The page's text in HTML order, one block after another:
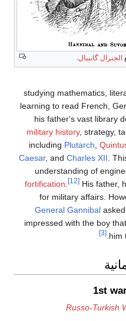
الجنرال گانيبال
studying mathematics,
learning to read French,
his father's vast library
military history, strategy,
including Plutarch
Caesar, and Charles XII .
understanding of
fortification
[12] His father,
for military affairs.
General Gannibal
impressed with the boy
him
[3]
1st
Russo-Turkish